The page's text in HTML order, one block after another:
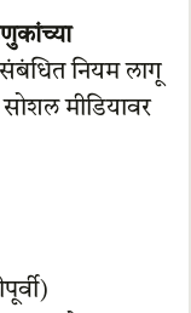
नियम लागू
मीडियावर